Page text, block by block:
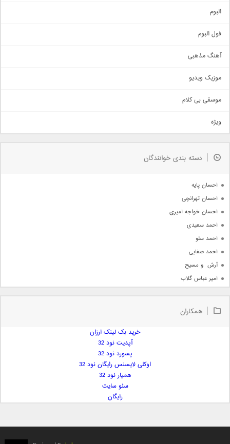
اجتماعی
حماسی
سنتی
اهنگ بندرعباسی
دمو
مذهبی
جدیدترین ها
البوم
فول البوم
آهنگ مذهبی
موزیک ویدیو
موسقی بی کلام
ویژه
دسته بندی خوانندگان
احسان پایه
احسان تهرانچی
احسان خواجه امیری
احمد سعیدی
احمد سلو
احمد صفایی
آرش  و مسیح
امیر عباس گلاب
امیر علی
ایمان فلاح
همکاران
خرید بک لینک ارزان
آپدیت نود 32
پسورد نود 32
اوکلی لایسنس رایگان نود 32
همیار نود 32
سئو سایت
رایگان